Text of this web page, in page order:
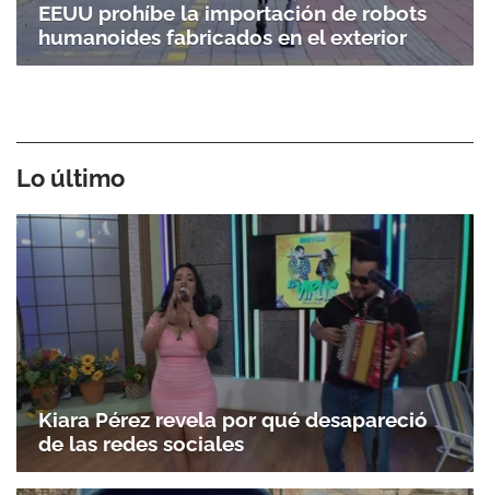
EEUU prohíbe la importación de robots
humanoides fabricados en el exterior
Lo último
Kiara Pérez revela por qué desapareció
de las redes sociales